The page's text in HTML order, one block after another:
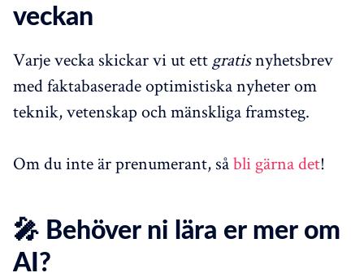
veckan
Varje vecka skickar vi ut ett gratisnyhetsbrev
med faktabaserade optimistiska nyheter om
teknik, vetenskap och mänskliga framsteg.
Om du inte är prenumerant, såbli gärna det!
🎤 Behöver ni lära er mer om
AI?